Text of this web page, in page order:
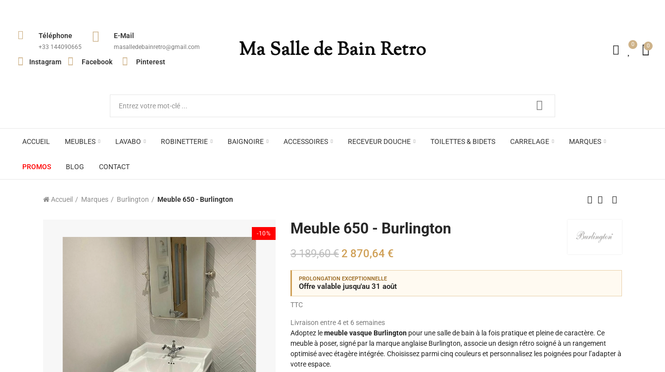
Téléphone
+33 144090665​
E-Mail
masalledebainretro@gmail.com
Instagram Facebook Pinterest Ma Salle de Bain Retro 0 0
ACCUEIL MEUBLES LAVABO ROBINETTERIE BAIGNOIRE ACCESSOIRES RECEVEUR DOUCHE TOILETTES & BIDETS CARRELAGE MARQUES
Voir toute la marque →
PROMOS BLOG CONTACT
Appliques murales Miroirs ACB
Accueil Marques Burlington Meuble 650 - Burlington
-10% Meuble 650 - Burlington
3 189,60 € 2 870,64 €
PROLONGATION EXCEPTIONNELLE
Offre valable jusqu'au 31 août
TTC
Livraison entre 4 et 6 semaines
Adoptez lemeuble vasque Burlington pour une salle de bain à la fois pratique et pleine de caractère. Ce
meuble à poser, signé par la marque anglaise Burlington, associe un design rétro soigné à un rangement
optimisé avec étagère intégrée. Choisissez parmi cinq couleurs et personnalisez les poignées pour l’adapter à
votre espace.